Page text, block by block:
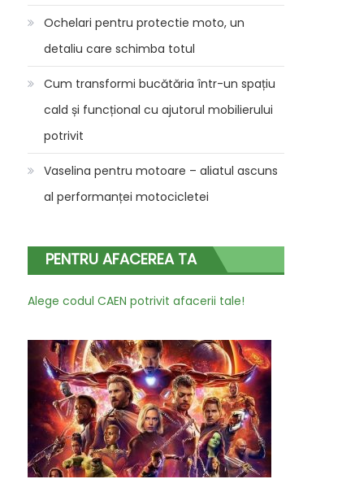
Ochelari pentru protectie moto, un
detaliu care schimba totul
Cum transformi bucătăria într-un spațiu
cald și funcțional cu ajutorul mobilierului
potrivit
Vaselina pentru motoare – aliatul ascuns
al performanței motocicletei
PENTRU AFACEREA TA
Alege codul CAEN potrivit afacerii tale!